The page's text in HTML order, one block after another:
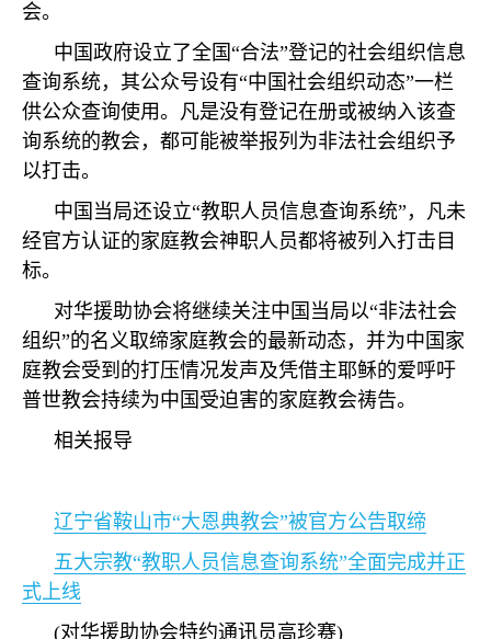
会。
中国政府设立了全国“合法”登记的社会组织信息
查询系统，其公众号设有“中国社会组织动态”一栏
供公众查询使用。凡是没有登记在册或被纳入该查
询系统的教会，都可能被举报列为非法社会组织予
以打击。
中国当局还设立“教职人员信息查询系统” ，凡未
经官方认证的家庭教会神职人员都将被列入打击目
标。
对华援助协会将继续关注中国当局以“非法社会
组织”的名义取缔家庭教会的最新动态，并为中国家
庭教会受到的打压情况发声及凭借主耶稣的爱呼吁
普世教会持续为中国受迫害的家庭教会祷告。
相关报导
辽宁省鞍山市“大恩典教会”被官方公告取缔
五大宗教“教职人员信息查询系统”全面完成并正
式上线
(对华援助协会特约通讯员高珍赛)